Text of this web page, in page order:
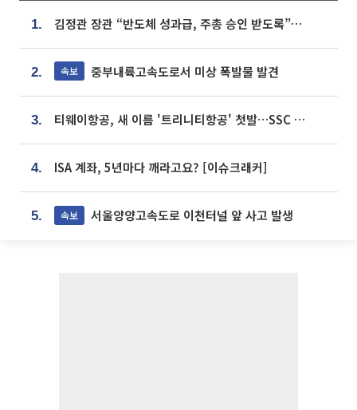
1. 김정관 장관 “반도체 성과급, 주총 승인 받도록”…상법·자본시장법 개정 시사
2. 속보 중부내륙고속도로서 미상 폭발물 발견
3. 티웨이항공, 새 이름 '트리니티항공' 첫발…SSC 전략 본격화
4. ISA 계좌, 5년마다 깨라고요? [이슈크래커]
5. 속보 서울양양고속도로 이천터널 앞 사고 발생